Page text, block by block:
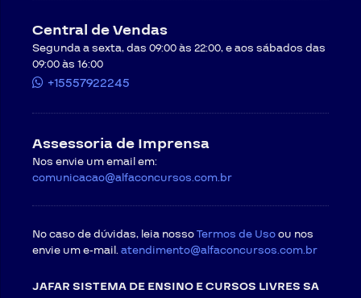
Central de Vendas
Segunda a sexta, das 09:00 às 22:00, e aos sábados das
09:00 às 16:00
+15557922245
Assessoria de Imprensa
Nos envie um email em:
comunicacao@alfaconcursos.com.br
No caso de dúvidas, leia nossoTermos de Usoou nos
envie um e-mail.atendimento@alfaconcursos.com.br
JAFAR SISTEMA DE ENSINO E CURSOS LIVRES SA